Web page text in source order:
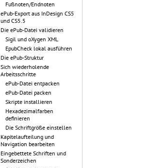
Fußnoten/Endnoten
ePub-Export aus InDesign CS5
und CS5.5
Die ePub-Datei validieren
Sigil und oXygen XML
EpubCheck lokal ausführen
Die ePub-Struktur
Sich wiederholende
Arbeitsschritte
ePub-Datei entpacken
ePub-Datei packen
Skripte installieren
Hexadezimalfarben
definieren
Die Schriftgröße einstellen
Kapitelaufteilung und
Navigation bearbeiten
Eingebettete Schriften und
Sonderzeichen